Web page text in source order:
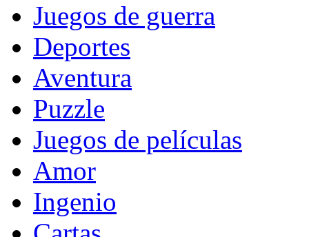
Juegos de guerra
Deportes
Aventura
Puzzle
Juegos de películas
Amor
Ingenio